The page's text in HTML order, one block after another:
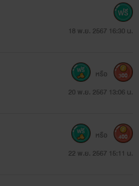
18 พ.ย. 2567 16:30 น.
20 พ.ย. 2567 13:06 น.
หรือ 300
22 พ.ย. 2567 15:11 น.
หรือ 400